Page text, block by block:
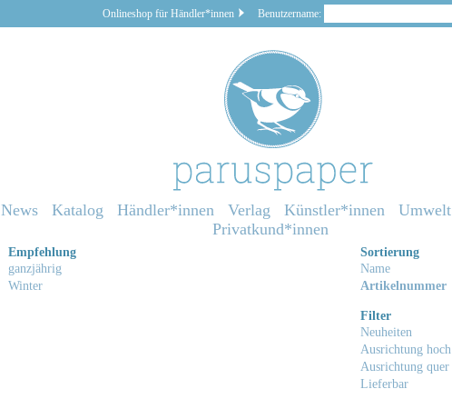
Onlineshop für Händler*innen Benutzername:
News Katalog Händler*innen Verlag Künstler*innen Umwelt
Privatkund*innen
Empfehlung
ganzjährig
Winter
Sortierung
Name
Artikelnummer
Filter
Neuheiten
Ausrichtung hoch
Ausrichtung quer
Lieferbar